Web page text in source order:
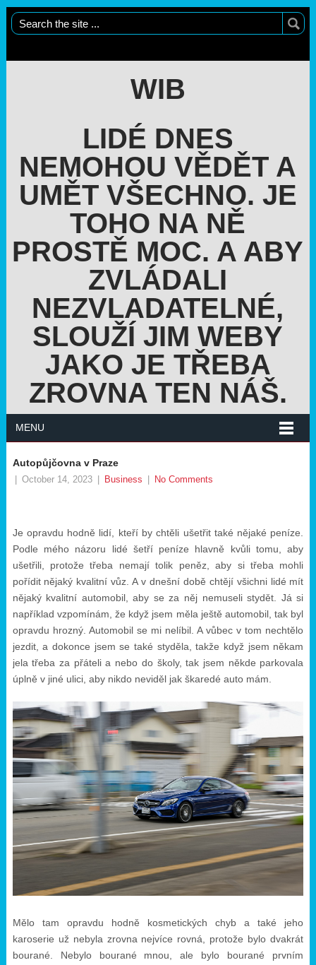
WIB
LIDÉ DNES
NEMOHOU VĚDĚT A
UMĚT VŠECHNO. JE
TOHO NA NĚ
PROSTĚ MOC. A ABY
ZVLÁDALI
NEZVLADATELNÉ,
SLOUŽÍ JIM WEBY
JAKO JE TŘEBA
ZROVNA TEN NÁŠ.
MENU
Autopůjčovna v Praze
October 14, 2023 Business No Comments
Je opravdu hodně lidí, kteří by chtěli ušetřit také nějaké peníze.
Podle mého názoru lidé šetří peníze hlavně kvůli tomu, aby
ušetřili, protože třeba nemají tolik peněz, aby si třeba mohli
pořídit nějaký kvalitní vůz. A v dnešní době chtějí všichni lidé mít
nějaký kvalitní automobil, aby se za něj nemuseli stydět. Já si
například vzpomínám, že když jsem měla ještě automobil, tak byl
opravdu hrozný. Automobil se mi nelíbil. A vůbec v tom nechtělo
jezdit, a dokonce jsem se také styděla, takže když jsem někam
jela třeba za přáteli a nebo do školy, tak jsem někde parkovala
úplně v jiné ulici, aby nikdo neviděl jak škaredé auto mám.
Mělo tam opravdu hodně kosmetických chyb a také jeho
karoserie už nebyla zrovna nejvíce rovná, protože bylo dvakrát
bourané. Nebylo bourané mnou, ale bylo bourané prvním